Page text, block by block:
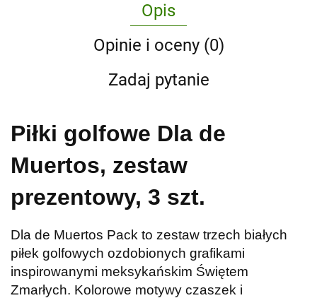
Opis
Opinie i oceny (0)
Zadaj pytanie
Piłki golfowe Dla de
Muertos, zestaw
prezentowy, 3 szt.
Dla de Muertos Pack to zestaw trzech białych
piłek golfowych ozdobionych grafikami
inspirowanymi meksykańskim Świętem
Zmarłych. Kolorowe motywy czaszek i